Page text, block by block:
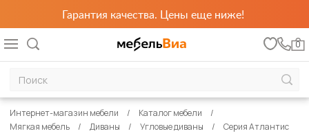
Гарантия качества. Цены еще ниже!
0
Интернет-магазин мебели
Каталог мебели
Мягкая мебель
Диваны Угловые диваны Серия Атлантис